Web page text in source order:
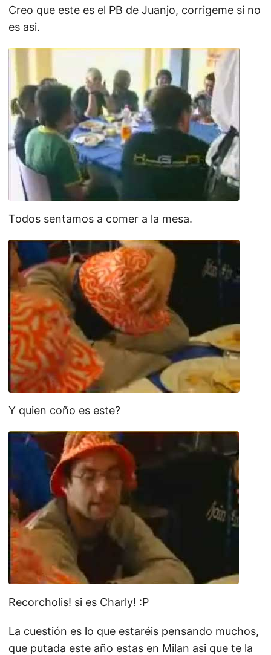
Creo que este es el PB de Juanjo, corrigeme si no
es asi.
Todos sentamos a comer a la mesa.
Y quien coño es este?
Recorcholis! si es Charly! :P
La cuestión es lo que estaréis pensando muchos,
que putada este año estas en Milan asi que te la